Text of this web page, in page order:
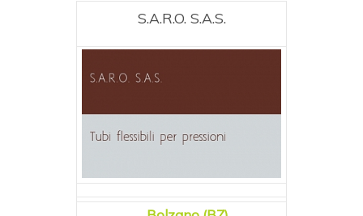
S.A.R.O. S.A.S.